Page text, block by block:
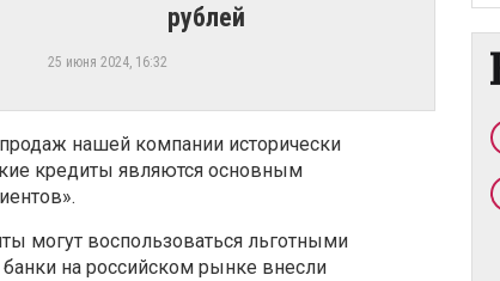
рублей
25 июня 2024, 16:32
нашей компании исторически
кредиты являются основным
могут воспользоваться льготными
на российском рынке внесли